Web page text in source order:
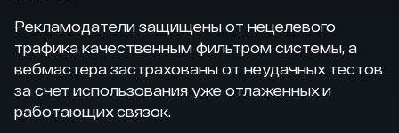
Рекламодатели защищены от нецелевого
трафика качественным фильтром системы, а
вебмастера застрахованы от неудачных тестов
за счет использования уже отлаженных и
работающих связок.